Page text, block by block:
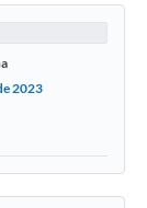
2023